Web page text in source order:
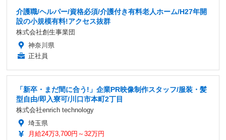
介護職/ヘルパー/資格必須/介護付き有料老人ホーム/H27年開
設の小規模有料!アクセス抜群
株式会社創生事業団
神奈川県
正社員
「新卒・まだ間に合う!」企業PR映像制作スタッフ/服装・髪
型自由/即入寮可/川口市本町2丁目
株式会社enrich technology
埼玉県
月給24万3,700円～32万円